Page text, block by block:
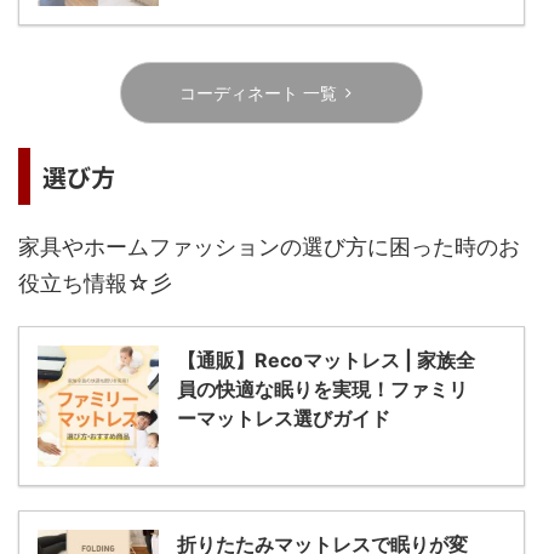
コーディネート 一覧
選び方
家具やホームファッションの選び方に困った時のお
役立ち情報☆彡
【通販】Recoマットレス | 家族全
員の快適な眠りを実現！ファミリ
ーマットレス選びガイド
折りたたみマットレスで眠りが変